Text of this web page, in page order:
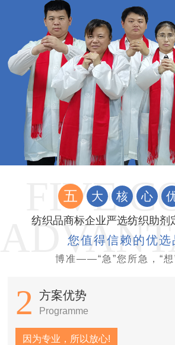
五 大 核 心
纺织品商标企业严选纺织助剂
您值得信赖的优选
博准——“急”您所急，“想
2 方案优势
Programme
因为专业，所以放心!